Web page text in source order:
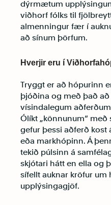
dýrmætum
viðhorf fólks til
almenningur fær í
að sínum þörfum.
Hverjir eru í
Tryggt er að hópurinn
þjóðina og með það
vísindalegum
Ólíkt „könnunum“
gefur þessi aðferð
eða markhópinn. Á
tekið púlsinn á
skjótari hátt en ella og
sífellt auknar kröfur um
upplýsingagjöf.